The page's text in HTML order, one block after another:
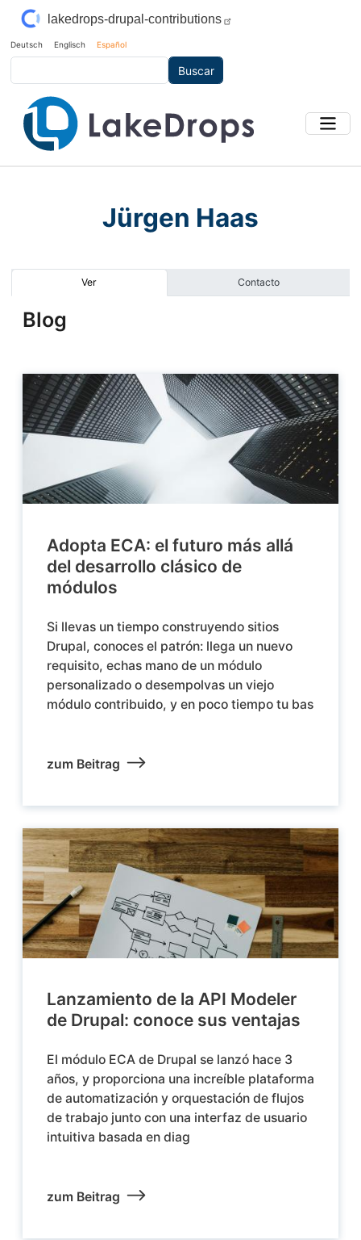
Pasar al contenido principal
lakedrops-drupal-contributions
Deutsch Englisch Español
Jürgen Haas
Solapas principales
Ver Contacto
Blog
Adopta ECA: el futuro más allá
del desarrollo clásico de
módulos
Si llevas un tiempo construyendo sitios
Drupal, conoces el patrón: llega un nuevo
requisito, echas mano de un módulo
personalizado o desempolvas un viejo
módulo contribuido, y en poco tiempo tu bas
zum Beitrag
Lanzamiento de la API Modeler
de Drupal: conoce sus ventajas
El módulo ECA de Drupal se lanzó hace 3
años, y proporciona una increíble plataforma
de automatización y orquestación de flujos
de trabajo junto con una interfaz de usuario
intuitiva basada en diag
zum Beitrag